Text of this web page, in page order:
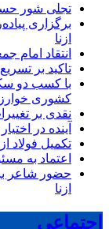
تجلی شور
برگزاری
ازنا
انتقاد امام
تاکید بر
با کسب دو
کشوری
نقدی بر
آینده در
تکمیل فولاد
اعتماد به
حضور شاعر
ازنا
اجتماعی